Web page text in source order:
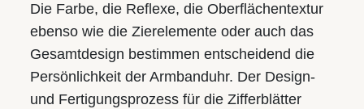
Die Farbe, die Reflexe, die Oberflächentextur
ebenso wie die Zierelemente oder auch das
Gesamtdesign bestimmen entscheidend die
Persönlichkeit der Armbanduhr. Der Design-
und Fertigungsprozess für die Zifferblätter